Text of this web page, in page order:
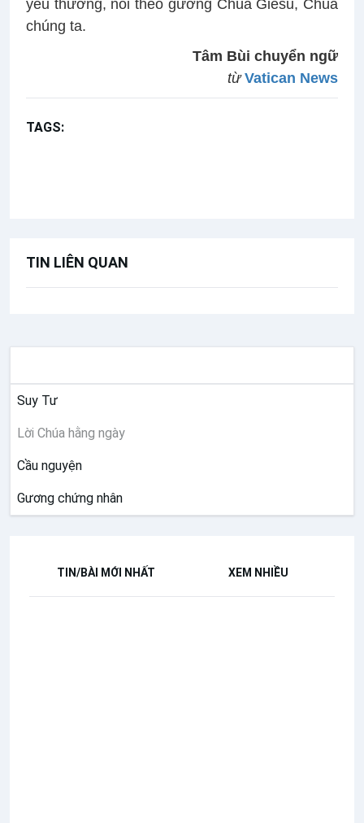
yêu thương, noi theo gương Chúa Giêsu, Chúa
chúng ta.
Tâm Bùi chuyển ngữ
từ Vatican News
TAGS:
TIN LIÊN QUAN
Suy Tư
Lời Chúa hằng ngày
Cầu nguyện
Gương chứng nhân
TIN/BÀI MỚI NHẤT XEM NHIỀU